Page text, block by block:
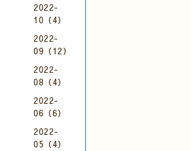
2022-
10（4）
2022-
09（12）
2022-
08（4）
2022-
06（6）
2022-
05（4）